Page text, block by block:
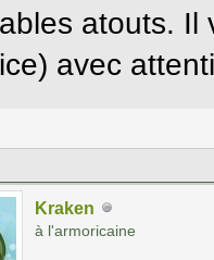
atouts. Il
avec
Kraken
à l'armoricaine